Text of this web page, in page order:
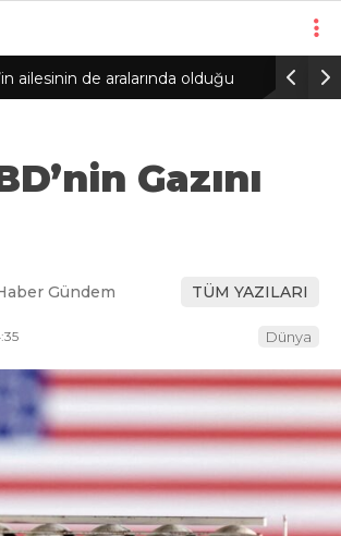
Kartal’da otomobil, park halindeki 3 araca
Gazını
Gündem TÜM YAZILARI
Dünya